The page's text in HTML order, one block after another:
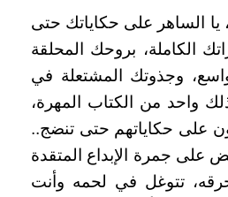
يا الساهر على حكاياتك حتى
الكاملة، بروحك المحلقة
وجذوتك المشتعلة في
واحد من الكتاب المهرة،
على حكاياتهم حتى تنضج..
على جمرة الإبداع المتقدة
تتوغل في لحمه وأنت